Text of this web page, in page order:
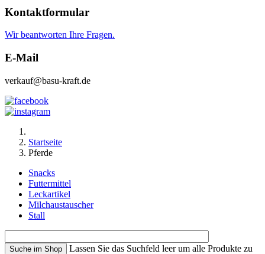
Kontaktformular
Wir beantworten Ihre Fragen.
E-Mail
verkauf@basu-kraft.de
Startseite
Pferde
Snacks
Futtermittel
Leckartikel
Milchaustauscher
Stall
Lassen Sie das Suchfeld leer um alle Produkte zu